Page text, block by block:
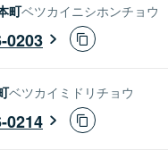
町ベツカイニシホンチョウ
0203
ベツカイミドリチョウ
0214